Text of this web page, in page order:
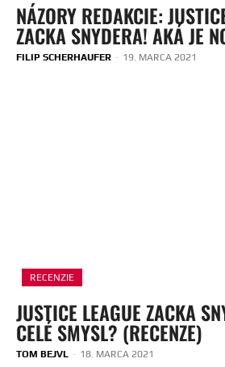
NÁZORY REDAKCIE:
ZACKA SNYDERA! AKÁ JE
FILIP SCHERHAUFER - 19. MARCA 2021
RECENZIE
JUSTICE LEAGUE ZACKA
CELÉ SMYSL? (RECENZE)
TOM BEJVL - 18. MARCA 2021